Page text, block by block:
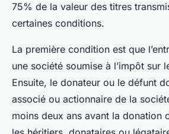
75% de la valeur des titres
certaines conditions.
La première condition est que
une société soumise à l’impôt sur
Ensuite, le donateur ou le défunt
associé ou actionnaire de la
moins deux ans avant la donation